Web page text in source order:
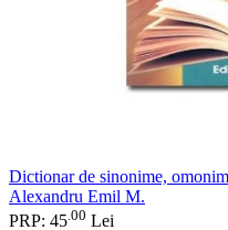
Dictionar de sinonime,
Alexandru Emil M.
PRP: 45 00 Lei